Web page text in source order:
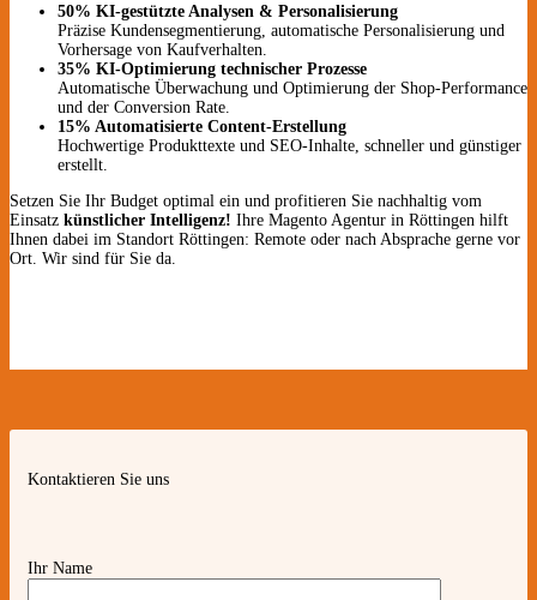
50% KI-gestützte Analysen & Personalisierung
Präzise Kundensegmentierung, automatische Personalisierung und
Vorhersage von Kaufverhalten.
35% KI-Optimierung technischer Prozesse
Automatische Überwachung und Optimierung der Shop-Performance
und der Conversion Rate.
15% Automatisierte Content-Erstellung
Hochwertige Produkttexte und SEO-Inhalte, schneller und günstiger
erstellt.
Setzen Sie Ihr Budget optimal ein und profitieren Sie nachhaltig vom
Einsatz künstlicher Intelligenz! Ihre Magento Agentur in Röttingen hilft
Ihnen dabei im Standort Röttingen: Remote oder nach Absprache gerne vor
Ort. Wir sind für Sie da.
Kontaktieren Sie uns
Ihr Name